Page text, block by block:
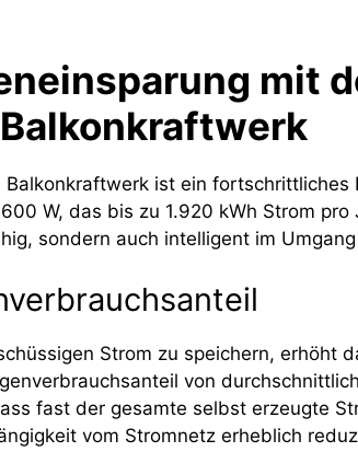
mit
Balkonkraftwerk ist ein fortschrittliches
W, das bis zu 1.920 kWh Strom
sondern auch intelligent im
Strom zu speichern, erhöht
von
fast der gesamte selbst erzeugte
vom Stromnetz erheblich